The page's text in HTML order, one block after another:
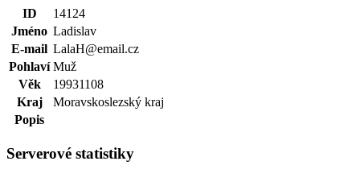
ID
14124
Jméno Ladislav
E-mail LalaH@email.cz
Pohlaví Muž
Věk
19931108
Kraj
Moravskoslezský kraj
Popis
Serverové statistiky